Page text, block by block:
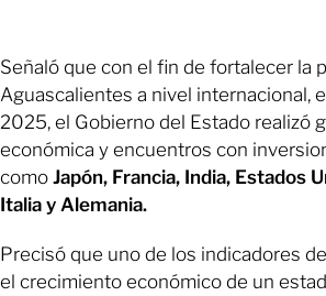
Señaló que con el fin de fortalecer la
Aguascalientes a nivel internacional,
2025, el Gobierno del Estado realizó
económica y encuentros con
como Japón, Francia, India, Estados
Italia y Alemania.
Precisó que uno de los indicadores
el crecimiento económico de un